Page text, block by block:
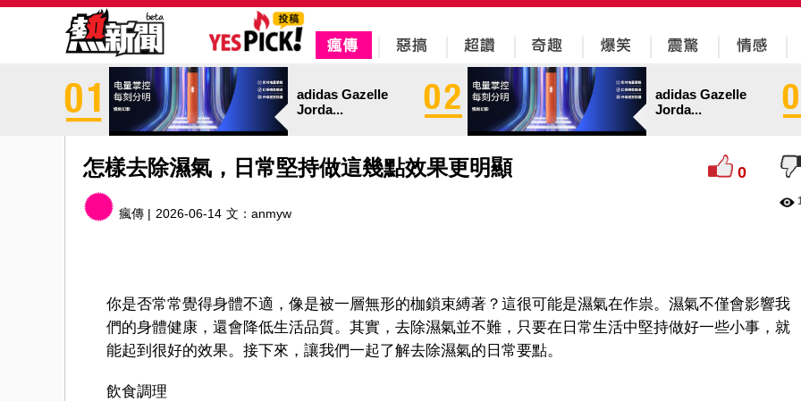
adidas Gazelle
Jorda...
adidas Gazelle
Jorda...
怎樣去除濕氣，日常堅持做這幾點效果更明顯 0
瘋傳 | 2026-06-14 文： anmyw
你是否常常覺得身體不適，像是被一層無形的枷鎖束縛著？這很可能是濕氣在作祟。濕氣不僅會影響我
們的身體健康，還會降低生活品質。其實，去除濕氣並不難，只要在日常生活中堅持做好一些小事，就
能起到很好的效果。接下來，讓我們一起了解去除濕氣的日常要點。
飲食調理